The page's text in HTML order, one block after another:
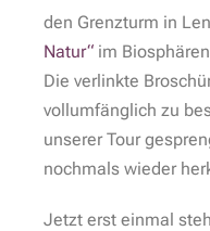
den Grenzturm in
Natur“ im
Die verlinkte
vollumfänglich zu
unserer Tour
nochmals wieder
Jetzt erst einmal